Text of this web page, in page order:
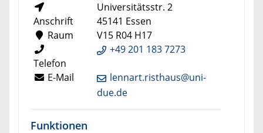
Anschrift
Universitätsstr. 2
45141 Essen
Raum
V15 R04 H17
Telefon
+49 201 183 7273
E-Mail
lennart.risthaus@uni-
due.de
Funktionen